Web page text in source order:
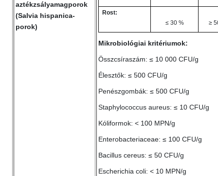
aztékzsályamagporok
(Salvia hispanica-
porok)
Rost:
≤ 30 %
≥
Mikrobiológiai kritériumok:
Összcsíraszám: ≤ 10 000 CFU/g
Élesztők: ≤ 500 CFU/g
Penészgombák: ≤ 500 CFU/g
Staphylococcus aureus: ≤ 10 CFU/g
Kóliformok: < 100 MPN/g
Enterobacteriaceae: ≤ 100 CFU/g
Bacillus cereus: ≤ 50 CFU/g
Escherichia coli: < 10 MPN/g